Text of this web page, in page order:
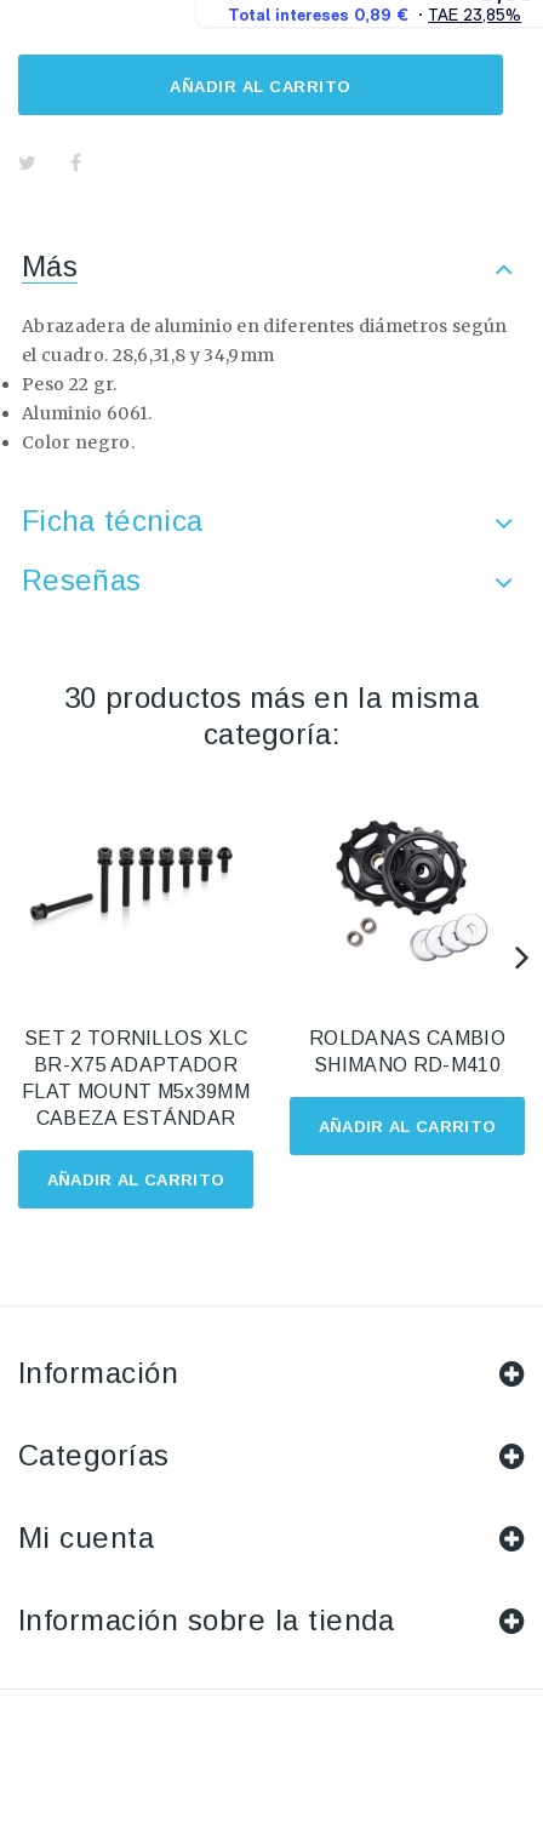
AÑADIR AL CARRITO
Más
Abrazadera de aluminio en diferentes diámetros según
el cuadro. 28,6,31,8 y 34,9mm
Peso 22 gr.
Aluminio 6061.
Color negro.
Ficha técnica
Reseñas
30 productos más en la misma
categoría:
AÑADIR AL CARRITO
SET 2 TORNILLOS XLC
BR-X75 ADAPTADOR
FLAT MOUNT M5x39MM
CABEZA ESTÁNDAR
AÑADIR AL CARRITO
ROLDANAS CAMBIO
SHIMANO RD-M410
Información
Categorías
Mi cuenta
Información sobre la tienda